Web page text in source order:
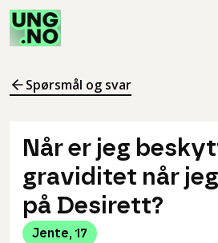
Spørsmål og svar
Når er jeg
graviditet når
på Desirett?
Jente, 17